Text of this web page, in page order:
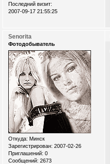
Последний визит:
2007-09-17 21:55:25
Senorita
Фотодобыватель
Откуда: Минск
Зарегистрирован: 2007-02-26
Приглашений: 0
Сообщений: 2673